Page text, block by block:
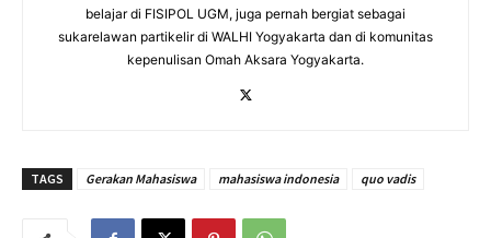
belajar di FISIPOL UGM, juga pernah bergiat sebagai
sukarelawan partikelir di WALHI Yogyakarta dan di komunitas
kepenulisan Omah Aksara Yogyakarta.
TAGS Gerakan Mahasiswa mahasiswa indonesia quo vadis